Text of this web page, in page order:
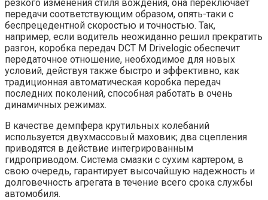
резкого изменения стиля вождения, она переключает
передачи соответствующим образом, опять-таки с
беспрецедентной скоростью и точностью. Так,
например, если водитель неожиданно решил прекратить
разгон, коробка передач DCT М Drivelogic обеспечит
передаточное отношение, необходимое для новых
условий, действуя также быстро и эффективно, как
традиционная автоматическая коробка передач
последних поколений, способная работать в очень
динамичных режимах.
В качестве демпфера крутильных колебаний
используется двухмассовый маховик; два сцепления
приводятся в действие интегрированным
гидроприводом. Система смазки с сухим картером, в
свою очередь, гарантирует высочайшую надежность и
долговечность агрегата в течение всего срока службы
автомобиля.